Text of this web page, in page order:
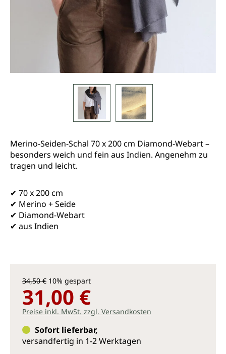
Merino-Seiden-Schal 70 x 200 cm Diamond-Webart –
besonders weich und fein aus Indien. Angenehm zu
tragen und leicht.
✔ 70 x 200 cm
✔ Merino + Seide
✔ Diamond-Webart
✔ aus Indien
34,50 € 10% gespart
31,00 €
Preise inkl. MwSt. zzgl. Versandkosten
Sofort lieferbar,
versandfertig in 1-2 Werktagen